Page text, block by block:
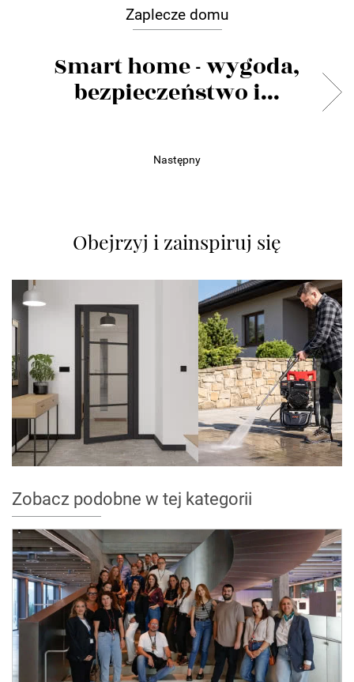
Zaplecze domu
Smart home - wygoda,
bezpieczeństwo i...
Następny
Obejrzyj i zainspiruj się
Zobacz podobne w tej kategorii